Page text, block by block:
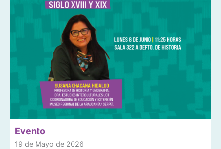
Evento
19 de Mayo de 2026